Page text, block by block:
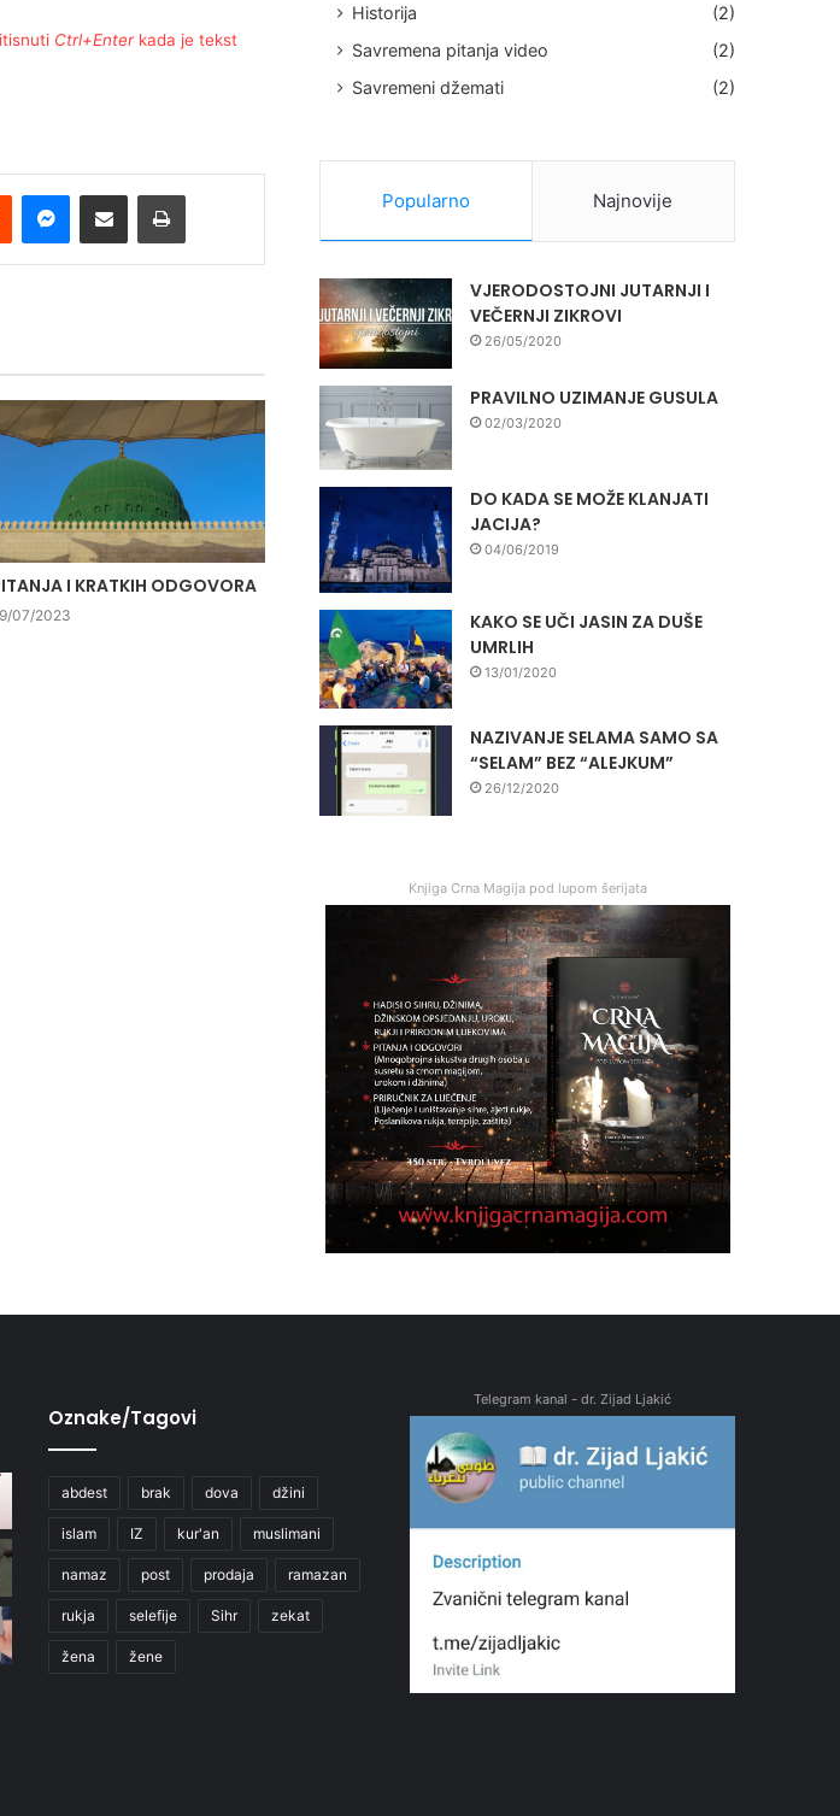
Ctrl+Enterkada je tekst
I KRATKIH ODGOVORA
07/2023
Historija
(2)
Savremena pitanja video
(2)
Savremeni džemati
(2)
Popularno Najnovije
VJERODOSTOJNI JUTARNJI I
VEČERNJI ZIKROVI
26/05/2020
PRAVILNO UZIMANJE GUSULA
02/03/2020
DO KADA SE MOŽE KLANJATI
JACIJA?
04/06/2019
KAKO SE UČI JASIN ZA DUŠE
UMRLIH
13/01/2020
NAZIVANJE SELAMA SAMO SA
“SELAM” BEZ “ALEJKUM”
26/12/2020
Knjiga Crna Magija pod lupom šerijata
Oznake/Tagovi
abdest brak dova džini
islam IZ kur'an muslimani
namaz post prodaja ramazan
rukja selefije Sihr zekat
žena žene
Telegram kanal - dr. Zijad Ljakić